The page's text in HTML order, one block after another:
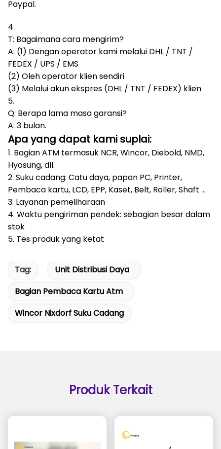
Paypal.
4.
T: Bagaimana cara mengirim?
A: (1) Dengan operator kami melalui DHL / TNT /
FEDEX / UPS / EMS
(2) Oleh operator klien sendiri
(3) Melalui akun ekspres (DHL / TNT / FEDEX) klien
5.
Q: Berapa lama masa garansi?
A: 3 bulan.
Apa yang dapat kami suplai:
1. Bagian ATM termasuk NCR, Wincor, Diebold, NMD,
Hyosung, dll.
2. Suku cadang: Catu daya, papan PC, Printer,
Pembaca kartu, LCD, EPP, Kaset, Belt, Roller, Shaft ...
3. Layanan pemeliharaan
4. Waktu pengiriman pendek: sebagian besar dalam
stok
5. Tes produk yang ketat
Tag:
Unit Distribusi Daya
Bagian Pembaca Kartu Atm
Wincor Nixdorf Suku Cadang
Produk Terkait